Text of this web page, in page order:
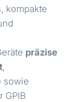
kompakte
präzise
sowie
GPIB